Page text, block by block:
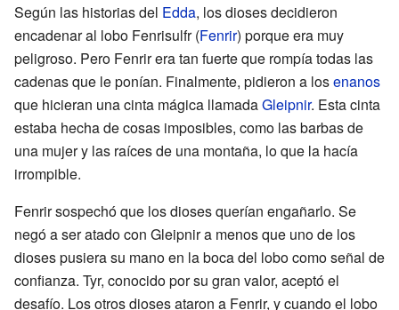
Según las historias del Edda, los dioses decidieron
encadenar al lobo Fenrisulfr (Fenrir) porque era muy
peligroso. Pero Fenrir era tan fuerte que rompía todas las
cadenas que le ponían. Finalmente, pidieron a losenanos
que hicieran una cinta mágica llamadaGleipnir. Esta cinta
estaba hecha de cosas imposibles, como las barbas de
una mujer y las raíces de una montaña, lo que la hacía
irrompible.
Fenrir sospechó que los dioses querían engañarlo. Se
negó a ser atado con Gleipnir a menos que uno de los
dioses pusiera su mano en la boca del lobo como señal de
confianza. Tyr, conocido por su gran valor, aceptó el
desafío. Los otros dioses ataron a Fenrir, y cuando el lobo